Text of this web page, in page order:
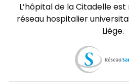
L’hôpital de la Citadelle
réseau hospitalier
Liège.